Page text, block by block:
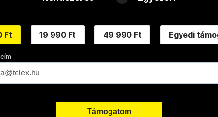
Ft 19 990 Ft 49 990 Ft Egyedi